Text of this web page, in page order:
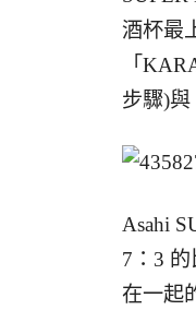
酒杯最
「
步驟)與
Asahi
7：3
在一起